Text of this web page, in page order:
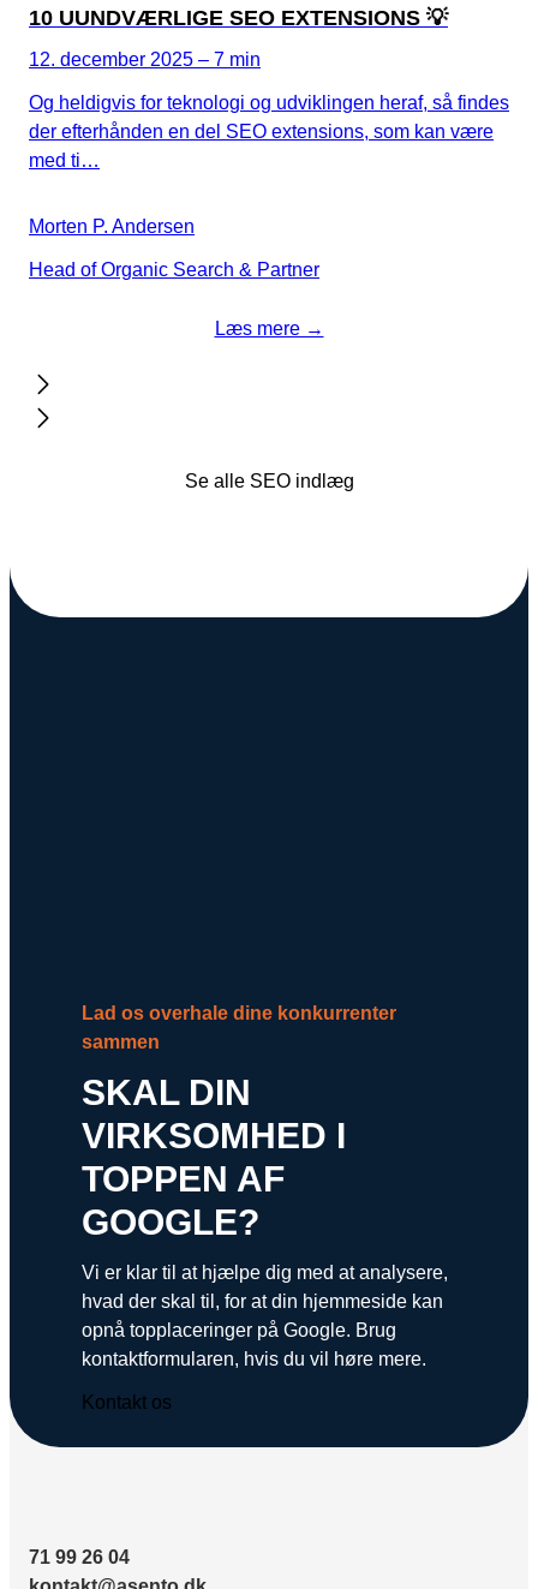
10 UUNDVÆRLIGE SEO EXTENSIONS 💡
12. december 2025 – 7 min
Og heldigvis for teknologi og udviklingen heraf, så findes
der efterhånden en del SEO extensions, som kan være
med ti…
Morten P. Andersen
Head of Organic Search & Partner
Læs mere →
Se alle SEO indlæg
Lad os overhale dine konkurrenter
sammen
SKAL DIN
VIRKSOMHED I
TOPPEN AF
GOOGLE?
Vi er klar til at hjælpe dig med at analysere,
hvad der skal til, for at din hjemmeside kan
opnå topplaceringer på Google. Brug
kontaktformularen, hvis du vil høre mere.
Kontakt os
71 99 26 04